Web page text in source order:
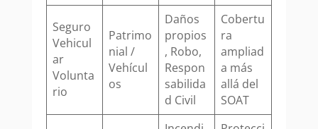
Seguro
Vehicul
ar
Volunta
rio
Patrimo
nial /
Vehícul
os
Daños
propios
, Robo,
Respon
sabilida
d Civil
Cobertu
ra
ampliad
a más
allá del
SOAT